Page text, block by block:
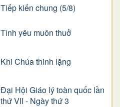
Tiếp kiến chung (5/8)
Tình yêu muôn thuở
Khi Chúa thinh lặng
Đại Hội Giáo lý toàn quốc lần
thứ VII - Ngày thứ 3